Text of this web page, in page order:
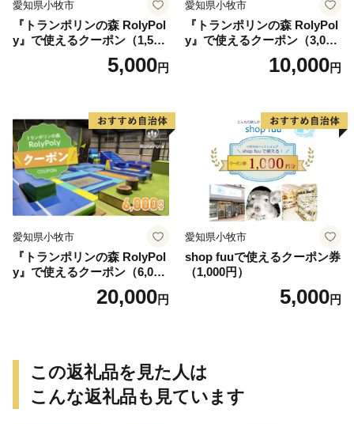
愛知県小牧市
『トランポリンの森 RolyPol
y』で使えるクーポン（1,500
5,000円
愛知県小牧市
『トランポリンの森 RolyPol
y』で使えるクーポン（3,000
10,000円
愛知県小牧市
『トランポリンの森 RolyPol
y』で使えるクーポン（6,000
20,000円
愛知県小牧市
shop fuuで使えるクーポン券
（1,000円）
5,000円
この返礼品を見た人は
こんな返礼品も見ています